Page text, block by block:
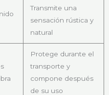
Transmite una
sensación rústica y
natural
Protege durante el
transporte y
compone después
de su uso